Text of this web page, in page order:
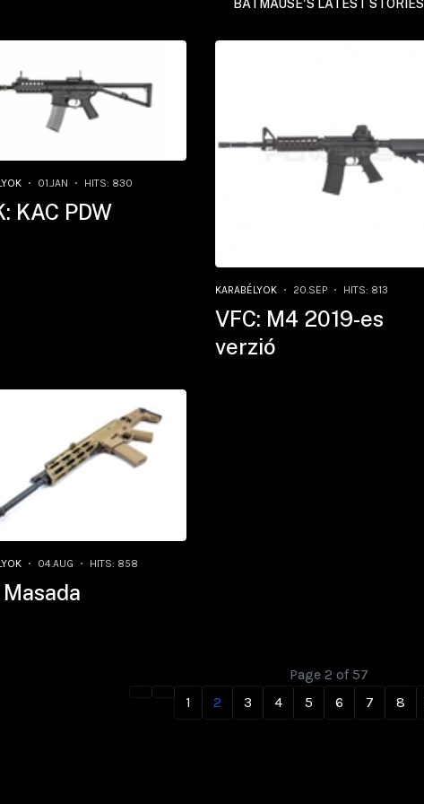
BATMAUSE'S LATEST STORIES
01.JAN HITS: 830
KAC PDW
KARABÉLYOK 20.SEP HITS: 813
VFC: M4 2019-es
verzió
04.AUG HITS: 858
1 2 3 4 5 6 7 8
Page 2 of 57